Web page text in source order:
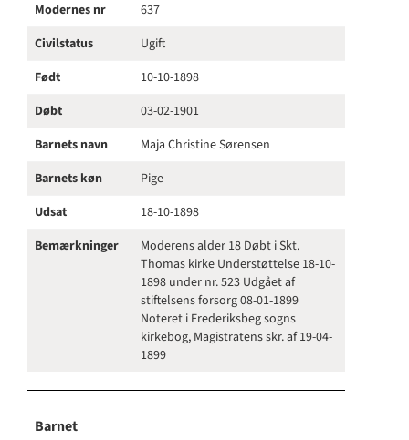
Modernes nr
637
Civilstatus
Ugift
Født
10-10-1898
Døbt
03-02-1901
Barnets navn
Maja Christine Sørensen
Barnets køn
Pige
Udsat
18-10-1898
Bemærkninger
Moderens alder 18 Døbt i Skt.
Thomas kirke Understøttelse 18-10-
1898 under nr. 523 Udgået af
stiftelsens forsorg 08-01-1899
Noteret i Frederiksbeg sogns
kirkebog, Magistratens skr. af 19-04-
1899
Barnet